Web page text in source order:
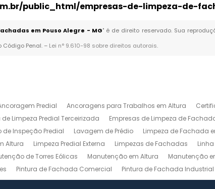
public_html/empresas-de-limpeza-de-
em Pouso Alegre - MG" é de direito reservado. Sua
Código Penal. – Lei n° 9.610-98 sobre direitos autorais.
Predial Ancoragens para Trabalhos em Altura
de Limpeza Predial Terceirizada Empresas de Limpeza de
de Inspeção Predial Lavagem de Prédio Limpeza de Fachada
Altura Limpeza Predial Externa Limpezas de Fachadas
de Torres Eólicas Manutenção em Altura Manutenção
Pintura de Fachada Comercial Pintura de Fachada Industrial
Ponto de Ancoragem NR 35 Relatório de Inspeção Predial